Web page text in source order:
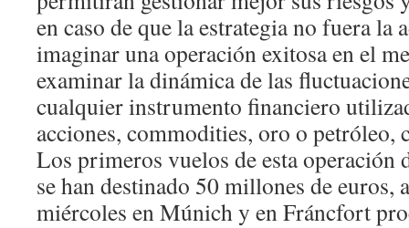
en caso de que la estrategia no fuera la
imaginar una operación exitosa en el
examinar la dinámica de las
cualquier instrumento financiero
acciones, commodities, oro o petróleo,
Los primeros vuelos de esta operación
se han destinado 50 millones de euros,
miércoles en Múnich y en Fráncfort